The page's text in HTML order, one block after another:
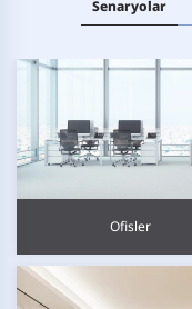
Senaryolar
Ofisler